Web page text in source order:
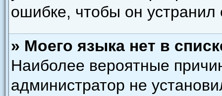
ошибке, чтобы он устранил
» Моего языка нет в
Наиболее вероятные
администратор не